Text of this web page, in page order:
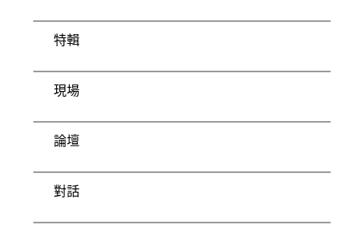
特輯
現場
論壇
對話